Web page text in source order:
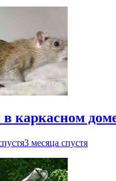
3 месяца спустя